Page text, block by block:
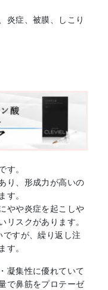
炎症、被膜、しこり
。
り、形成力が高いの
。
やや炎症を起こしや
スクがあります。
すが、繰り返し注
す。
凝集性に優れていて
で鼻筋をプロテーゼ